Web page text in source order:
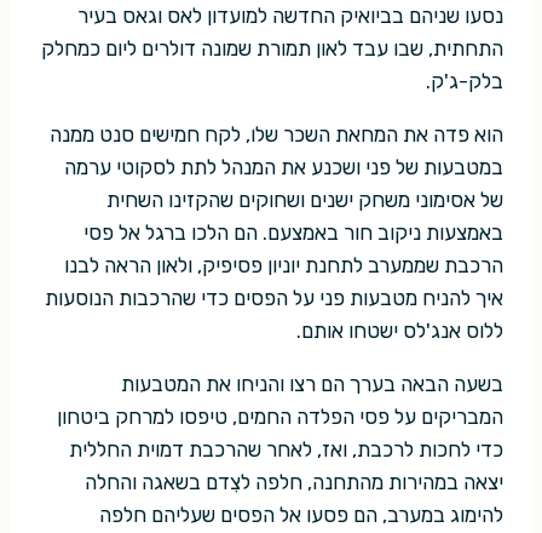
נסעו שניהם בביואיק החדשה למועדון לאס וגאס בעיר
התחתית, שבו עבד לאון תמורת שמונה דולרים ליום כמחלק
בלק-ג'ק.
הוא פדה את המחאת השכר שלו, לקח חמישים סנט ממנה
במטבעות של פני ושכנע את המנהל לתת לסקוטי ערמה
של אסימוני משחק ישנים ושחוקים שהקזינו השחית
באמצעות ניקוב חור באמצעם. הם הלכו ברגל אל פסי
הרכבת שממערב לתחנת יוניון פסיפיק, ולאון הראה לבנו
איך להניח מטבעות פני על הפסים כדי שהרכבות הנוסעות
ללוס אנג'לס ישטחו אותם.
בשעה הבאה בערך הם רצו והניחו את המטבעות
המבריקים על פסי הפלדה החמים, טיפסו למרחק ביטחון
כדי לחכות לרכבת, ואז, לאחר שהרכבת דמוית החללית
יצאה במהירות מהתחנה, חלפה לצִדם בשאגה והחלה
להימוג במערב, הם פסעו אל הפסים שעליהם חלפה